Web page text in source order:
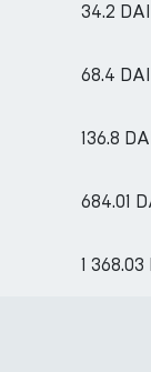
34.2 DAI
68.4 DAI
136.8
684.01
1 368.03